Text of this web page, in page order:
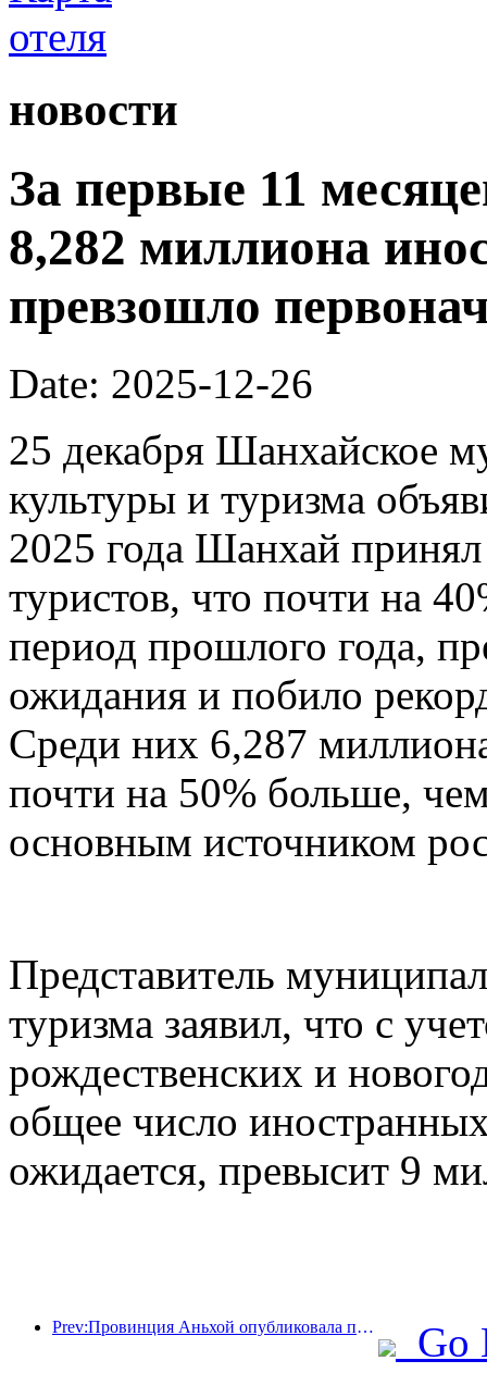
новости
За первые 11
8,282 миллиона
превзошло
Date: 2025-12-26
25 декабря Шанхайское
культуры и туризма
2025 года Шанхай
туристов, что почти на
период прошлого года,
ожидания и побило
Среди них 6,287
почти на 50% больше,
основным источником
Представитель
туризма заявил, что с
рождественских и
общее число
ожидается, превысит 9
Prev:Провинция Аньхой опубликовала проект «15-го пятилетнего плана», направленный на развитие индустрии культурного туризма в качестве одной из ключевых отраслей экономики. Go